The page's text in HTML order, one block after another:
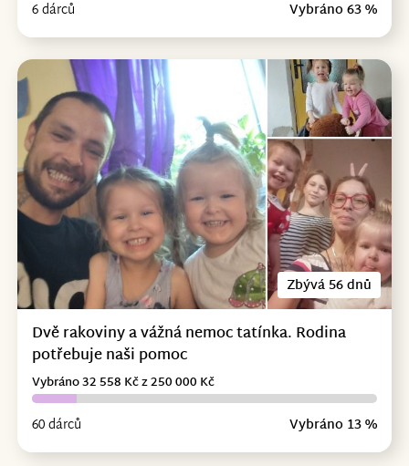
6 dárců Vybráno 63 %
Zbývá 56 dnů
Dvě rakoviny a vážná nemoc tatínka. Rodina
potřebuje naši pomoc
60 dárců Vybráno 13 %
Vybráno 32 558 Kč z 250 000 Kč